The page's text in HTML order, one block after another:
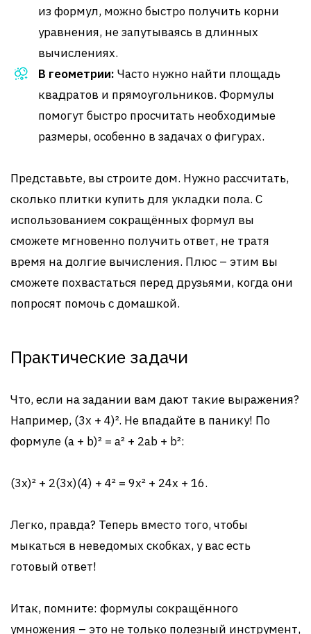
из формул, можно быстро получить корни
уравнения, не запутываясь в длинных
вычислениях.
В геометрии: Часто нужно найти площадь
квадратов и прямоугольников. Формулы
помогут быстро просчитать необходимые
размеры, особенно в задачах о фигурах.
Представьте, вы строите дом. Нужно рассчитать,
сколько плитки купить для укладки пола. С
использованием сокращённых формул вы
сможете мгновенно получить ответ, не тратя
время на долгие вычисления. Плюс – этим вы
сможете похвастаться перед друзьями, когда они
попросят помочь с домашкой.
Практические задачи
Что, если на задании вам дают такие выражения?
Например, (3x + 4)². Не впадайте в панику! По
формуле (a + b)² = a² + 2ab + b²:
(3x)² + 2(3x)(4) + 4² = 9x² + 24x + 16.
Легко, правда? Теперь вместо того, чтобы
мыкаться в неведомых скобках, у вас есть
готовый ответ!
Итак, помните: формулы сокращённого
умножения – это не только полезный инструмент,